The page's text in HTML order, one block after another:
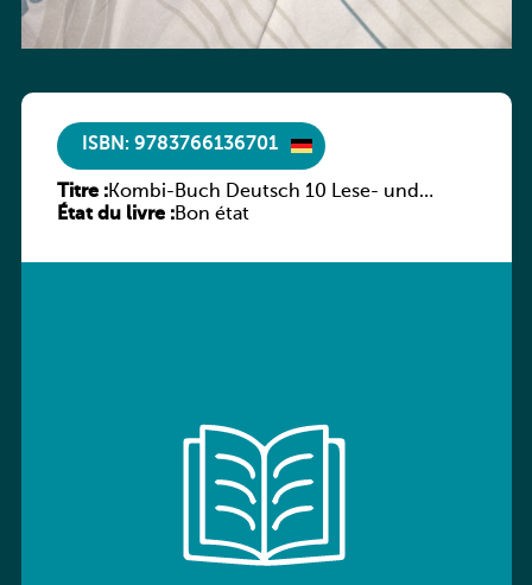
ISBN: 9783766136701
Titre :Kombi-Buch Deutsch 10 Lese- und
Sprachbuch
État du livre :Bon état